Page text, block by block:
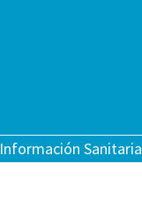
Información Sanitaria